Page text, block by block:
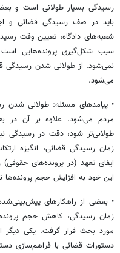
رسیدگی بسیار طولانی است و
باید در صف رسیدگی قضائی و
شعبه‌های دادگاه، تعیین وقت
سبب شکل‌گیری پرونده‌هایی
نمی‌شود. از طولانی شدن رسیدگی
می‌شود.
• پیامدهای مسئله: طولانی
مردم می‌شود. علاوه بر آن در
طولانی‌تر شود، دقت در رسیدگی
زمان رسیدگی قضائی، انگیزه
ایفای تعهد (در پرونده‌های
این خود به افزایش حجم پرونده‌ها
• بعضی از راهکارهای
زمان رسیدگی، کاهش حجم
مورد بحث قرار گرفت. یکی دیگر
دستورات قضائی با فراهم‌سازی